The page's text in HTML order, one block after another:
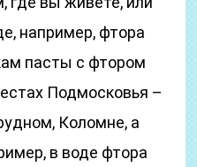
например, фтора
пасты с фтором
Подмосковья –
Коломне, а
в воде фтора